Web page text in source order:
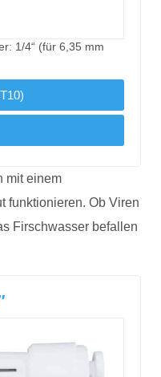
1/4“ (für 6,35 mm
mit einem
funktionieren. Ob Viren
Firschwasser befallen